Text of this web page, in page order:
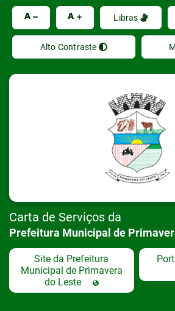
A A Libras
Alto Contraste
Carta de Serviços da
Prefeitura Municipal de
Site da Prefeitura
Municipal de Primavera
do Leste